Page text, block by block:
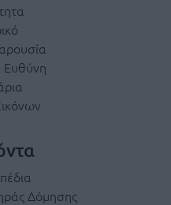
Ευθύνη
Δόμησης